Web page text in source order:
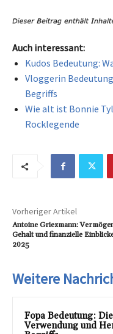
Auch interessant:
Kudos Bedeutung:
Vloggerin
Begriffs
Wie alt ist Bonnie
Rocklegende
Vorheriger Artikel
Antoine Griezmann:
Gehalt und finanzielle
2025
Weitere
Fopa Bedeutung:
Verwendung und